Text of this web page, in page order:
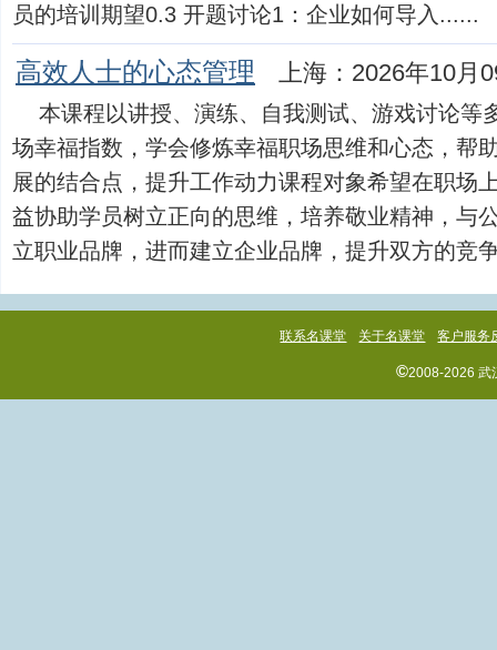
员的培训期望0.3 开题讨论1：企业如何导入......
高效人士的心态管理 上海：2026年10月
本课程以讲授、演练、自我测试、游戏讨论等
场幸福指数，学会修炼幸福职场思维和心态，帮
展的结合点，提升工作动力课程对象希望在职场
益协助学员树立正向的思维，培养敬业精神，与
立职业品牌，进而建立企业品牌，提升双方的竞
联系名课堂 关于名课堂 客户服务
©2008-2026 武